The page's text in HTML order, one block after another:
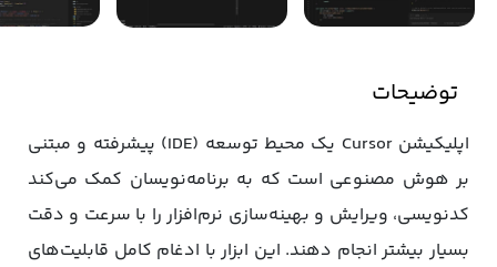
توضیحات
اپلیکیشن Cursor یک محیط توسعه (IDE) پیشرفته و مبتنی
بر هوش مصنوعی است که به برنامه‌نویسان کمک می‌کند
کدنویسی، ویرایش و بهینه‌سازی نرم‌افزار را با سرعت و دقت
بسیار بیشتر انجام دهند. این ابزار با ادغام کامل قابلیت‌های